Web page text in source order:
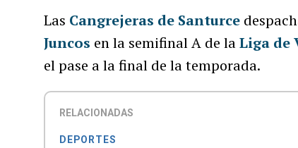
Las Cangrejeras de Santurce
Juncos en la semifinal A de laLiga de
el pase a la final de la temporada.
RELACIONADAS
DEPORTES